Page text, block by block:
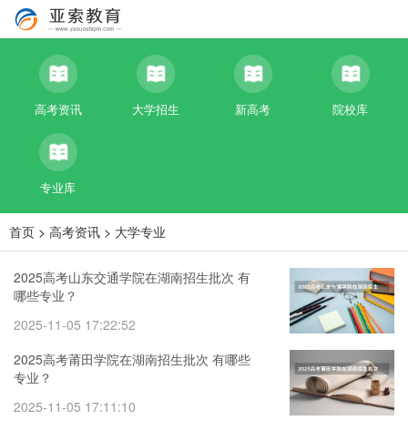
高考资讯 大学招生 新高考 院校库
专业库
首页 > 高考资讯 > 大学专业
2025高考山东交通学院在湖南招生批次 有
哪些专业？
2025-11-05 17:22:52
2025高考莆田学院在湖南招生批次 有哪些
专业？
2025-11-05 17:11:10